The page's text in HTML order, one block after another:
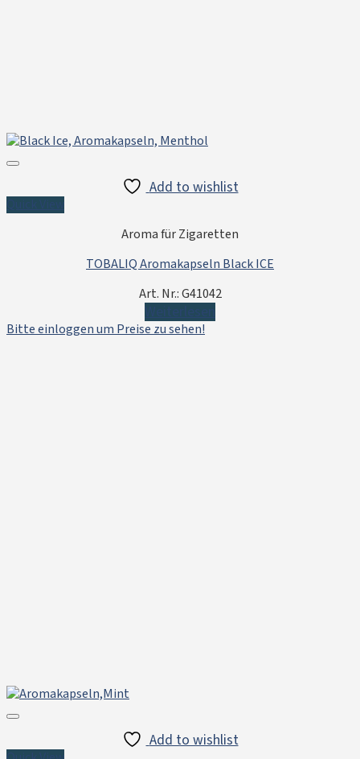
Add to wishlist
Aroma für Zigaretten
TOBALIQ Aromakapseln Black ICE
Art. Nr.: G41042
Bitte einloggen um Preise zu sehen!
Add to wishlist